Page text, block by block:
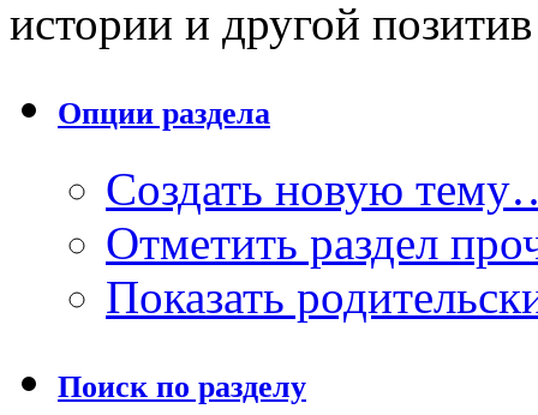
истории и другой
Опции раздела
Создать новую
Отметить раздел
Показать
Поиск по разделу